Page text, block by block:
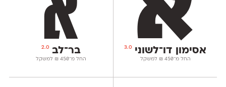
אסימון דו־לשוני 3.0
החל מ־450
₪ למשקל
בר־לב 2.0
החל מ־450
₪ למשקל